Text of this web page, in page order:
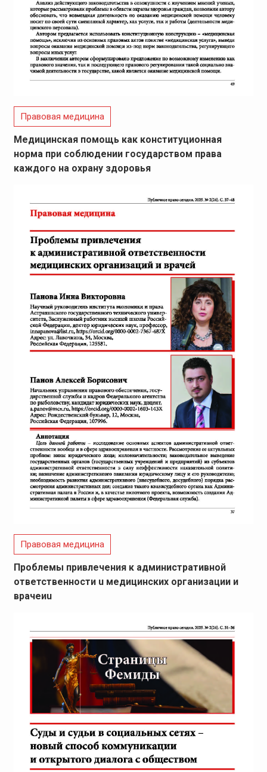
Правовая медицина
Медицинская помощь как конституционная
норма при соблюдении государством права
каждого на охрану здоровья
Правовая медицина
Проблемы привлечения к административной
ответственности u медицинских организации и
врачеиu